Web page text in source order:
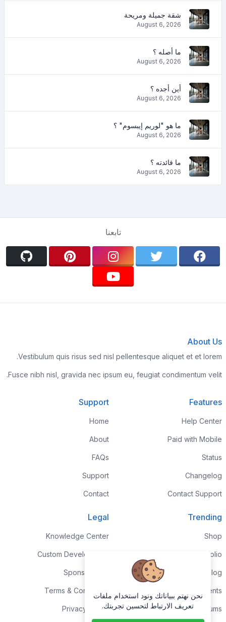
شقة جميلة ومريحة
August 6, 2026
ما أصله ؟
August 6, 2026
أين أجده ؟
August 6, 2026
ما هو "لوريم إيبسوم" ؟
August 6, 2026
ما فائدته ؟
August 6, 2026
تابعنا
About Us
Vestibulum quis risus sed nisl pellentesque aliquet et et lorem.
Fusce nibh nisl, gravida nec ipsum eu, feugiat condimentum velit.
Features
Help Center
Paid with Mobile
Status
Changelog
Contact Support
Support
Home
About
FAQs
Support
Contact
Trending
Shop
Portfolio
Blog
Events
Forums
Legal
Knowledge Center
Custom Development
Sponsorships
Terms & Conditions
Privacy Policy
نحن نهتم ببياناتك ونود استخدام ملفات
تعريف الارتباط لتحسين تجربتك.